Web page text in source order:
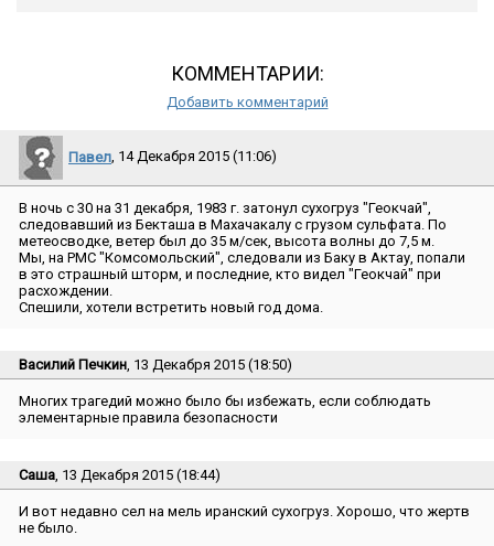
КОММЕНТАРИИ:
Добавить комментарий
Павел, 14 Декабря 2015 (11:06)
В ночь с 30 на 31 декабря, 1983 г. затонул сухогруз ″Геокчай″,
следовавший из Бекташа в Махачакалу с грузом сульфата. По
метеосводке, ветер был до 35 м/сек, высота волны до 7,5 м.
Мы, на РМС ″Комсомольский″, следовали из Баку в Актау, попали
в это страшный шторм, и последние, кто видел ″Геокчай″ при
расхождении.
Спешили, хотели встретить новый год дома.
Василий Печкин, 13 Декабря 2015 (18:50)
Многих трагедий можно было бы избежать, если соблюдать
элементарные правила безопасности
Саша, 13 Декабря 2015 (18:44)
И вот недавно сел на мель иранский сухогруз. Хорошо, что жертв
не было.